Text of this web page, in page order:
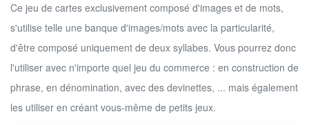
Ce jeu de cartes exclusivement composé d'images et de mots,
s'utilise telle une banque d'images/mots avec la particularité,
d'être composé uniquement de deux syllabes. Vous pourrez donc
l'utiliser avec n'importe quel jeu du commerce : en construction de
phrase, en dénomination, avec des devinettes, ... mais également
les utiliser en créant vous-même de petits jeux.